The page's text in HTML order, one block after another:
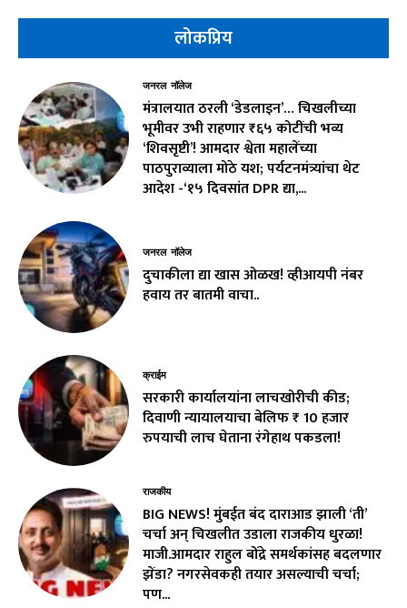
लोकप्रिय
जनरल नॉलेज
मंत्रालयात ठरली ‘डेडलाइन’… चिखलीच्या
भूमीवर उभी राहणार ₹६५ कोटींची भव्य
‘शिवसृष्टी’! आमदार श्वेता महालेंच्या
पाठपुराव्याला मोठे यश; पर्यटनमंत्र्यांचा थेट
आदेश -‘१५ दिवसांत DPR द्या,...
जनरल नॉलेज
दुचाकीला द्या खास ओळख! व्हीआयपी नंबर
हवाय तर बातमी वाचा..
क्राईम
सरकारी कार्यालयांना लाचखोरीची कीड;
दिवाणी न्यायालयाचा बेलिफ ₹ 10 हजार
रुपयाची लाच घेताना रंगेहाथ पकडला!
राजकीय
BIG NEWS! मुंबईत बंद दाराआड झाली ‘ती’
चर्चा अन् चिखलीत उडाला राजकीय धुरळा!
माजी.आमदार राहुल बोंद्रे समर्थकांसह बदलणार
झेंडा? नगरसेवकही तयार असल्याची चर्चा;
पण...